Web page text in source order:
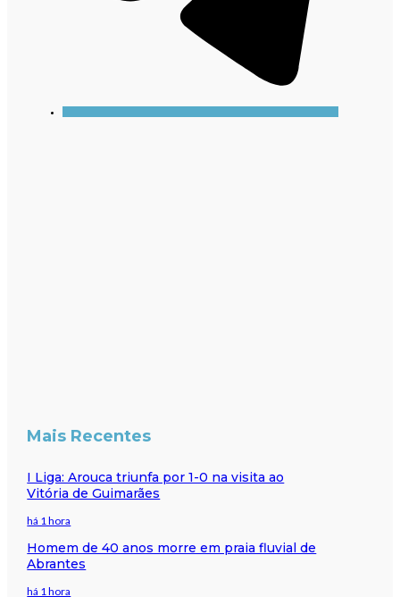
Mais Recentes
I Liga: Arouca triunfa por 1-0 na visita ao
Vitória de Guimarães
há 1 hora
Homem de 40 anos morre em praia fluvial de
Abrantes
há 1 hora